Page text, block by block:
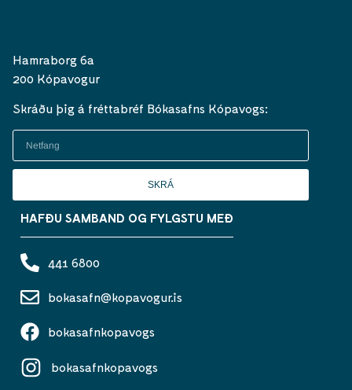
Hamraborg 6a
200 Kópavogur
Skráðu þig á fréttabréf Bókasafns Kópavogs:
SKRÁ
HAFÐU SAMBAND OG FYLGSTU MEÐ
441 6800
bokasafn@kopavogur.is
bokasafnkopavogs
bokasafnkopavogs